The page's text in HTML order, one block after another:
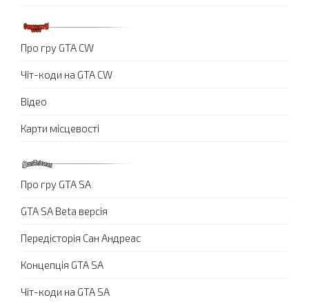
Про гру GTA CW
Чіт-коди на GTA CW
Відео
Карти місцевості
Про гру GTA SA
GTA SA Beta версія
Передісторія Сан Андреас
Концепція GTA SA
Чіт-коди на GTA SA